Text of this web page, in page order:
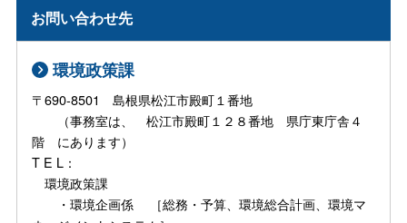
お問い合わせ先
環境政策課
〒690-8501 島根県松江市殿町１番地
（事務室は、 松江市殿町１２８番地 県庁東庁舎４
階 にあります）
T E L：
環境政策課
・環境企画係 ［総務・予算、環境総合計画、環境マ